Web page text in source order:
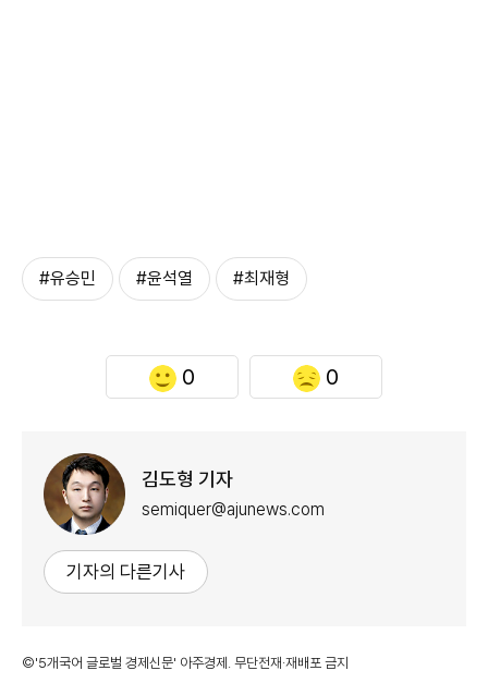
#유승민 #윤석열 #최재형
0 0
김도형 기자
semiquer@ajunews.com
기자의 다른기사
©'5개국어 글로벌 경제신문' 아주경제. 무단전재·재배포 금지